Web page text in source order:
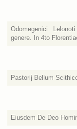
Odomegenici
genere. In 4to
Pastorij Bellum
Eiusdem De Deo